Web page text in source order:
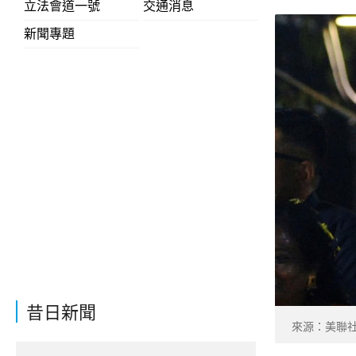
立法會道一號
交通消息
新聞專題
昔日新聞
來源：美聯